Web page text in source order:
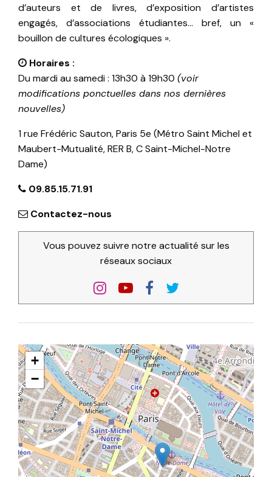
d’auteurs et de livres, d’exposition d’artistes
engagés, d’associations étudiantes… bref, un «
bouillon de cultures écologiques ».
Horaires :
Du mardi au samedi : 13h30 à 19h30 (voir
modifications ponctuelles dans nos dernières
nouvelles)
1 rue Frédéric Sauton, Paris 5e (Métro Saint Michel et
Maubert-Mutualité, RER B, C Saint-Michel-Notre
Dame)
09.85.15.71.91
Contactez-nous
Vous pouvez suivre notre actualité sur les
réseaux sociaux
+
−